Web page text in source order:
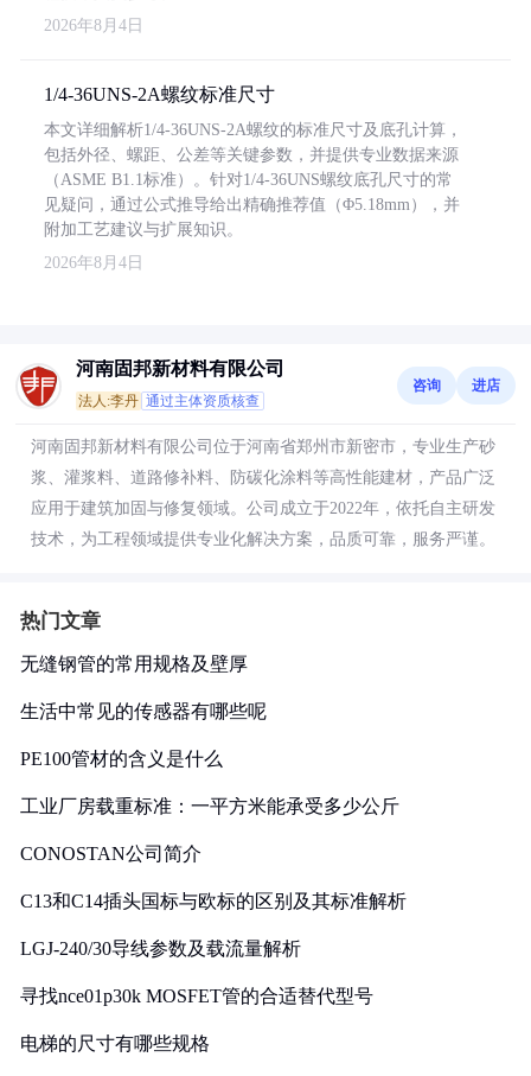
2026年8月4日
1/4-36UNS-2A螺纹标准尺寸
本文详细解析1/4-36UNS-2A螺纹的标准尺寸及底孔计算，
包括外径、螺距、公差等关键参数，并提供专业数据来源
（ASME B1.1标准）。针对1/4-36UNS螺纹底孔尺寸的常
见疑问，通过公式推导给出精确推荐值（Φ5.18mm），并
附加工艺建议与扩展知识。
2026年8月4日
河南固邦新材料有限公司
法人:李丹 通过主体资质核查
咨询 进店
河南固邦新材料有限公司位于河南省郑州市新密市，专业生产砂
浆、灌浆料、道路修补料、防碳化涂料等高性能建材，产品广泛
应用于建筑加固与修复领域。公司成立于2022年，依托自主研发
技术，为工程领域提供专业化解决方案，品质可靠，服务严谨。
热门文章
无缝钢管的常用规格及壁厚
生活中常见的传感器有哪些呢
PE100管材的含义是什么
工业厂房载重标准：一平方米能承受多少公斤
CONOSTAN公司简介
C13和C14插头国标与欧标的区别及其标准解析
LGJ-240/30导线参数及载流量解析
寻找nce01p30k MOSFET管的合适替代型号
电梯的尺寸有哪些规格